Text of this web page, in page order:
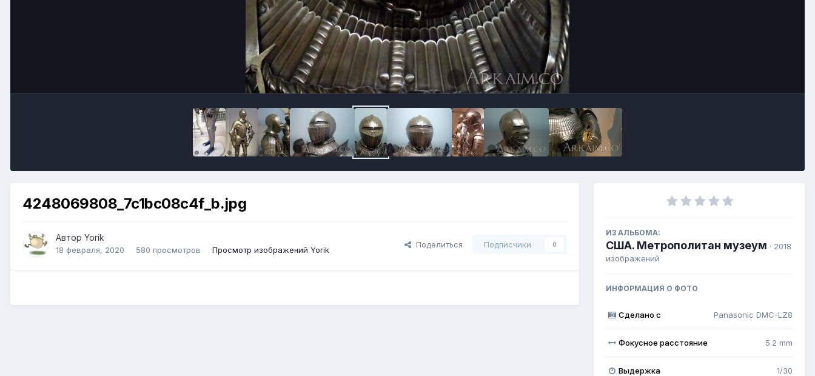
4248069808_7c1bc08c4f_b.jpg
Автор Yorik
18 февраля, 2020 580 просмотров Просмотр изображений Yorik
Поделиться Подписчики 0
ИЗ АЛЬБОМА:
США. Метрополитан музеум · 2018
изображений
ИНФОРМАЦИЯ О ФОТО
Сделано с Panasonic DMC-LZ8
Фокусное расстояние 5.2 mm
Выдержка 1/30